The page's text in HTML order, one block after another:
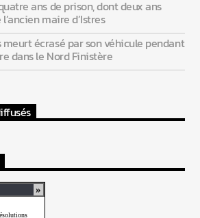
ans de prison, dont deux ans
maire d’Istres
meurt écrasé par son véhicule pendant
dans le Nord Finistère